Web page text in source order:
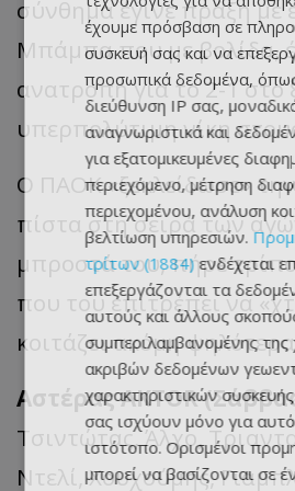
σύνθημα έγινε πράξη με
Μπάμπα που με βολίδα,
ανατροπή για το 2-1 στο
υπερπολύτιμη νίκη
Ο ΠΑΟΚ «ξεκλείδωσε»
πίστα στη σειρά των
μπροστά του, πήρε
που του επιτρέπει να
κοιτάζει ακόμη
Αστέρας AKTOR
Τσιντώτας, Άλχο,
Ντελί, Χουχούμης,
έχουμε πρόσβαση σε
συσκευή σας και να
προσωπικά δεδομένα,
διεύθυνση IP σας,
αναγνωριστικά και
για εξατομικευμένες
περιεχόμενο, μέτρηση
περιεχομένου, ανάλυση
βελτίωση υπηρεσιών.
τρίτων (1884)ενδέχεται
επεξεργάζονται τα
αυτούς και άλλους
συμπεριλαμβανομένης της
ακριβών δεδομένων
χαρακτηριστικών
σας ισχύουν μόνο για
ιστότοπο. Ορισμένοι
μπορεί να βασίζονται σε